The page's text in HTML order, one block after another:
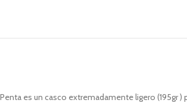
Penta es un casco extremadamente ligero (195gr